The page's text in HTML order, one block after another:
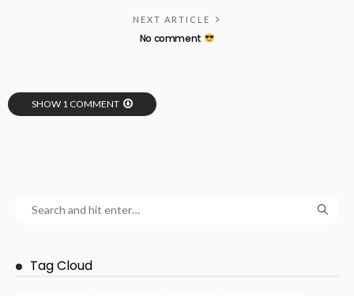
NEXT ARTICLE
No comment
SHOW 1 COMMENT
Tag Cloud